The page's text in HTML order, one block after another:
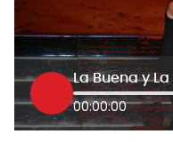
La Buena y
00:00:00